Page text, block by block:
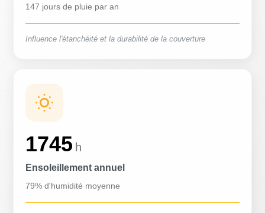
147 jours de pluie par an
Influence l'étanchéité et la durabilité de la couverture
1745 h
Ensoleillement annuel
79% d'humidité moyenne